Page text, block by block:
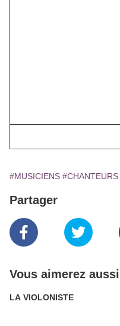
#MUSICIENS #CHANTEURS
Partager
Vous aimerez aussi
LA VIOLONISTE